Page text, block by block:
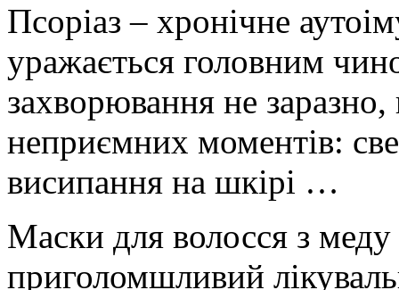
Псоріаз – хронічне
уражається головним
захворювання не
неприємних моментів:
висипання на шкірі …
Маски для волосся з меду
приголомшливий